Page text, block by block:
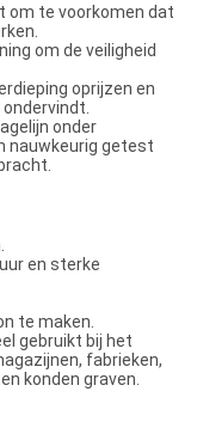
om te voorkomen dat
om de veiligheid
oprijzen en
onder
nauwkeurig getest
en sterke
te maken.
gebruikt bij het
fabrieken,
konden graven.